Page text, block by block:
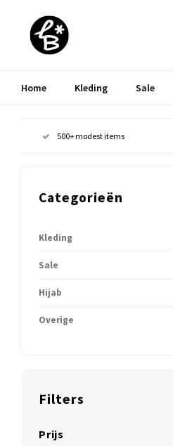
Home Kleding Sale
500+ modest items
Categorieën
Kleding
Sale
Hijab
Overige
Filters
Prijs